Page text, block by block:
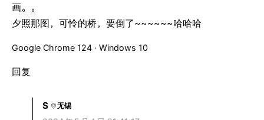
画。。
夕照那图，可怜的桥，要倒了~~~~~~哈哈哈
Google Chrome 124 · Windows 10
回复
S 无锡